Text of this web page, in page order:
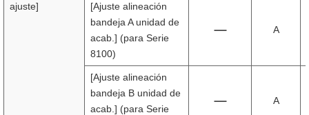
ajuste]
[Ajuste alineación
bandeja A unidad de
acab.] (para Serie
8100)
A
[Ajuste alineación
bandeja B unidad de
acab.] (para Serie
A